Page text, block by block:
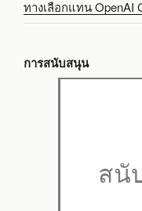
ทางเลือกแทน OpenAI
การสนับสนุน